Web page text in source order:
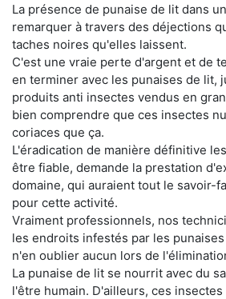
La présence de punaise de lit dans
remarquer à travers des déjections
taches noires qu'elles laissent.
C'est une vraie perte d'argent et de
en terminer avec les punaises de lit,
produits anti insectes vendus en
bien comprendre que ces insectes
coriaces que ça.
L'éradication de manière définitive
être fiable, demande la prestation
domaine, qui auraient tout le savoir-
pour cette activité.
Vraiment professionnels, nos
les endroits infestés par les
n'en oublier aucun lors de
La punaise de lit se nourrit avec du
l'être humain. D'ailleurs, ces